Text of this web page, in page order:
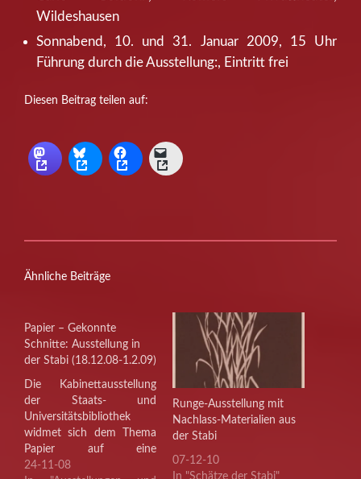
Wildeshausen
Sonnabend, 10. und 31. Januar 2009, 15 Uhr
Führung durch die Ausstellung:, Eintritt frei
Diesen Beitrag teilen auf:
Ähnliche Beiträge
Papier – Gekonnte
Schnitte: Ausstellung in
der Stabi (18.12.08-1.2.09)
Die Kabinettausstellung
der Staats- und
Universitätsbibliothek
widmet sich dem Thema
Papier auf eine
ungewöhnliche Weise.
24-11-08
Runge-Ausstellung mit
Nachlass-Materialien aus
der Stabi
07-12-10
In "Schätze der Stabi"